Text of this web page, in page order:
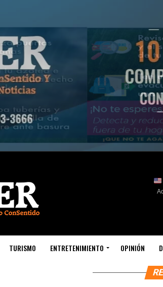
TURISMO ENTRETENIMIENTO OPINIÓN